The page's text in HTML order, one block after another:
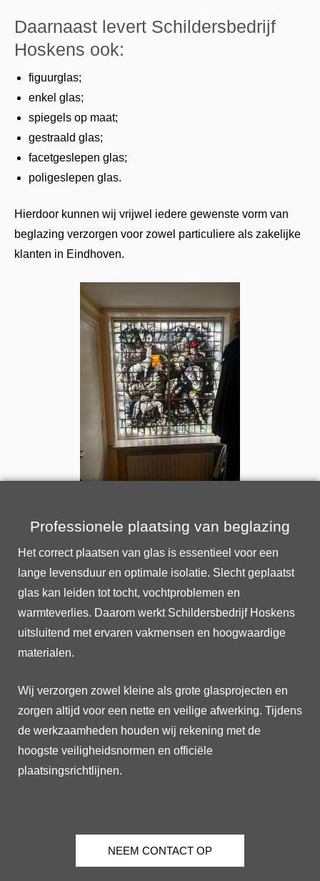
Daarnaast levert Schildersbedrijf
Hoskens ook:
figuurglas;
enkel glas;
spiegels op maat;
gestraald glas;
facetgeslepen glas;
poligeslepen glas.
Hierdoor kunnen wij vrijwel iedere gewenste vorm van
beglazing verzorgen voor zowel particuliere als zakelijke
klanten in Eindhoven.
Professionele plaatsing van beglazing
Het correct plaatsen van glas is essentieel voor een
lange levensduur en optimale isolatie. Slecht geplaatst
glas kan leiden tot tocht, vochtproblemen en
warmteverlies. Daarom werkt Schildersbedrijf Hoskens
uitsluitend met ervaren vakmensen en hoogwaardige
materialen.
Wij verzorgen zowel kleine als grote glasprojecten en
zorgen altijd voor een nette en veilige afwerking. Tijdens
de werkzaamheden houden wij rekening met de
hoogste veiligheidsnormen en officiële
plaatsingsrichtlijnen.
NEEM CONTACT OP